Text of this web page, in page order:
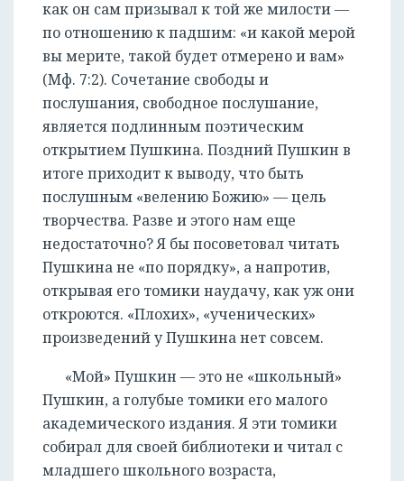
как он сам призывал к той же милости —
по отношению к падшим: «и какой мерой
вы мерите, такой будет отмерено и вам»
(Мф. 7:2). Сочетание свободы и
послушания, свободное послушание,
является подлинным поэтическим
открытием Пушкина. Поздний Пушкин в
итоге приходит к выводу, что быть
послушным «велению Божию» — цель
творчества. Разве и этого нам еще
недостаточно? Я бы посоветовал читать
Пушкина не «по порядку», а напротив,
открывая его томики наудачу, как уж они
откроются. «Плохих», «ученических»
произведений у Пушкина нет совсем.
«Мой» Пушкин — это не «школьный»
Пушкин, а голубые томики его малого
академического издания. Я эти томики
собирал для своей библиотеки и читал с
младшего школьного возраста,